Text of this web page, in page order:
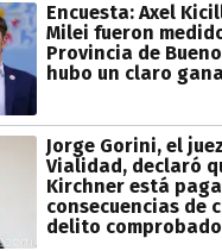
Encuesta: Axel
Milei fueron
Provincia de
hubo un claro
Jorge Gorini, el
Vialidad, declaró
Kirchner está
consecuencias de
delito